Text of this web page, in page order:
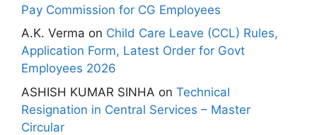
Pay Commission for CG Employees
A.K. Verma on Child Care Leave (CCL) Rules,
Application Form, Latest Order for Govt
Employees 2026
ASHISH KUMAR SINHA on Technical
Resignation in Central Services – Master
Circular